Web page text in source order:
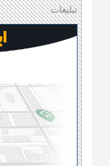
تبلیغات